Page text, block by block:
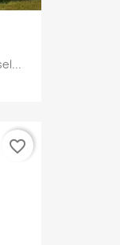
favorite_border